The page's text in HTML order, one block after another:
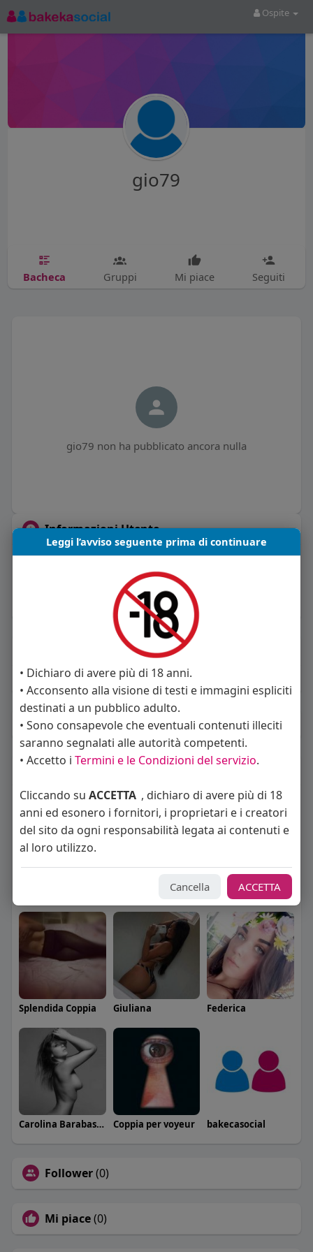
Ospite
gio79
Bacheca Gruppi Mi piace Seguiti
gio79 non ha pubblicato ancora nulla
Informazioni Utente
0post
Sto cercando: donne
Album (0)
Seguiti (9)
callmevittoria Elisa Esposito
Splendida Coppia Giuliana Federica
Carolina Barabaschi Coppia per voyeur bakecasocial
Follower(0)
Mi piace(0)
Leggi l’avviso seguente prima di continuare
• Dichiaro di avere più di 18 anni.
• Acconsento alla visione di testi e immagini espliciti
destinati a un pubblico adulto.
• Sono consapevole che eventuali contenuti illeciti
saranno segnalati alle autorità competenti.
• Accetto i Termini e le Condizioni del servizio.
Cliccando su ACCETTA , dichiaro di avere più di 18
anni ed esonero i fornitori, i proprietari e i creatori
del sito da ogni responsabilità legata ai contenuti e
al loro utilizzo.
Cancella ACCETTA